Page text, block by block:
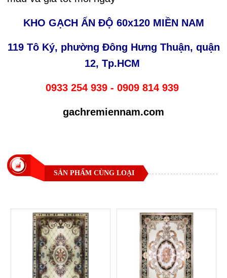
KHO GẠCH ẤN ĐỘ 60x120 MIỀN NAM
119 Tô Ký, phường Đông Hưng Thuận, quận
12, Tp.HCM
0933 254 939 - 0909 814 939
gachremiennam.com
SẢN PHẨM CÙNG LOẠI